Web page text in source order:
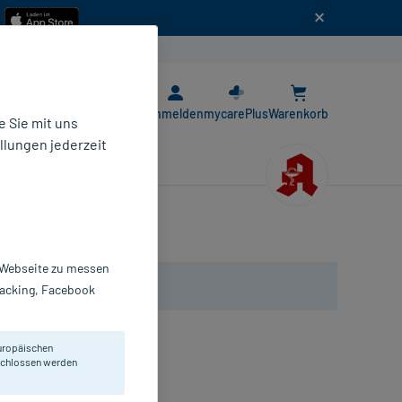
AnmeldenmycarePlusWarenkorb
Sie mit uns
jederzeit
zu messen
Facebook
werden